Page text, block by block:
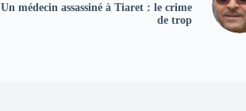
Un médecin assassiné à Tiaret : le crime
de trop